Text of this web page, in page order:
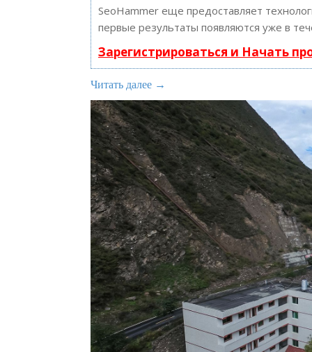
SeoHammer еще предоставляет
первые результаты появляются уже в
Зарегистрироваться и Начать
Читать далее →